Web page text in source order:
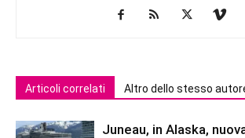
Articoli correlati Altro dello stesso
Juneau, in Alaska,